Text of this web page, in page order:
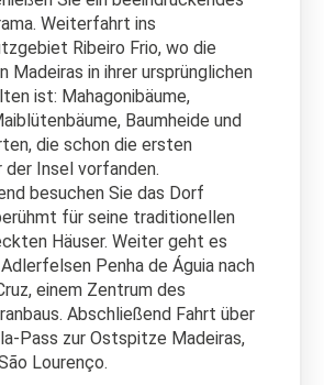
Weiterfahrt ins
Ribeiro Frio, wo die
Madeiras in ihrer ursprünglichen
ist: Mahagonibäume,
Baumheide und
die schon die ersten
der Insel vorfanden.
besuchen Sie das Dorf
für seine traditionellen
Häuser. Weiter geht es
Penha de Águia nach
einem Zentrum des
Abschließend Fahrt über
Pass zur Ostspitze Madeiras,
Lourenço.